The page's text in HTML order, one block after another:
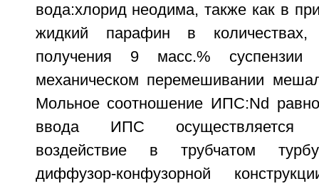
вода:хлорид неодима, также как в
жидкий парафин в
получения 9 масс.%
механическом перемешивании
Мольное соотношение ИПC:Nd
ввода ИПС осуществляется
воздействие в трубчатом
диффузор-конфузорной